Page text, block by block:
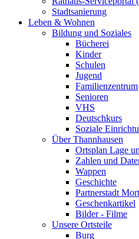
Stadtsanierung
Leben & Wohnen
Bildung und Soziales
Bücherei
Kinder
Schulen
Jugend
Familienzentrum
Senioren
VHS
Deutschkurs
Soziale
Über Thannhausen
Ortsplan Lage
Zahlen und
Wappen
Geschichte
Partnerstadt
Geschenkartikel
Bilder - Filme
Unsere Ortsteile
Burg